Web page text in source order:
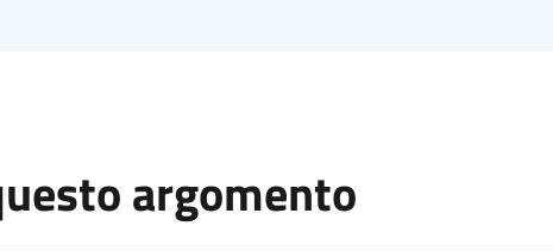
argomento